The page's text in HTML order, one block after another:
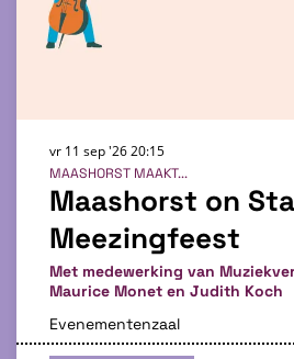
Maashorst on
Meezingfeest
Met medewerking van
Maurice Monet en Judith Koch
MAASHORST MAAKT...
vr 11 sep '2620:15
Evenementenzaal